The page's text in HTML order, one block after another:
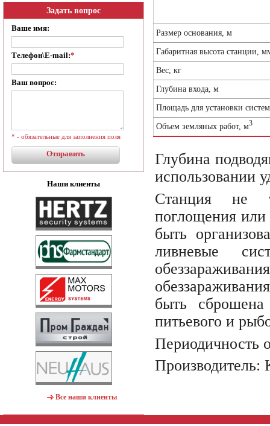
Задать вопрос
Ваше имя:
Телефон\E-mail:*
Ваш вопрос:
* - обязательные для заполнения поля
Наши клиенты
Все наши клиенты
Размер основания, м
Габаритная высота станции,
Вес, кг
Глубина входа, м
Площадь для установки
Объем земляных работ, м3
Глубина
использовании
Станция не
поглощения
быть
ливневые
быть сброшена
питьевого и
Периодичность